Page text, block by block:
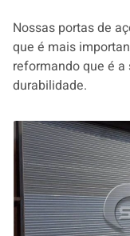
Nossas portas de
que é mais
reformando que é
durabilidade.